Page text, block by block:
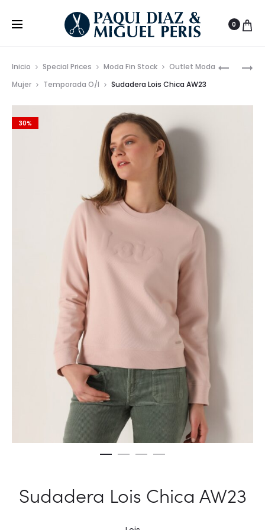
0
Inicio Special Prices Moda Fin Stock
Outlet Moda
Mujer
Temporada O/I Sudadera Lois Chica AW23
30%
Sudadera Lois Chica AW23